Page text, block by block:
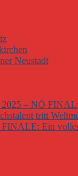
Neustadt
– NÖ
tritt
Ein